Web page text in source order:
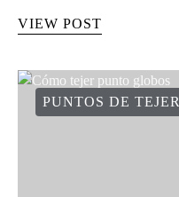
VIEW POST
PUNTOS DE TEJER